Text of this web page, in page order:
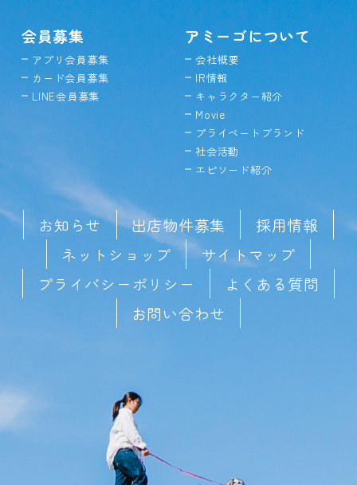
会員募集
アプリ会員募集
カード会員募集
LINE会員募集
アミーゴについて
会社概要
IR情報
キャラクター紹介
Movie
プライベートブランド
社会活動
エピソード紹介
お知らせ 出店物件募集
採用情報
ネットショップ
サイトマップ
プライバシーポリシー
よくある質問
お問い合わせ